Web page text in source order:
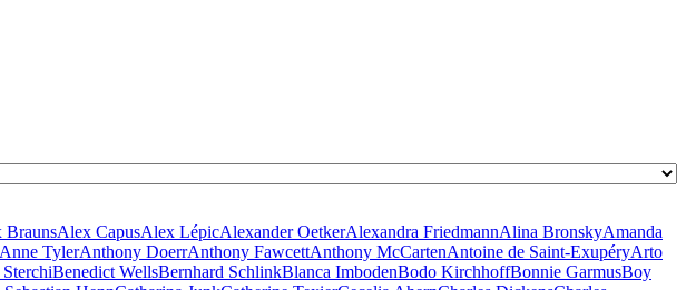
BraunsAlex CapusAlex LépicAlexander OetkerAlexandra FriedmannAlina BronskyAmanda
Anne TylerAnthony DoerrAnthony FawcettAnthony McCartenAntoine de Saint-ExupéryArto
Benedict WellsBernhard SchlinkBlanca ImbodenBodo KirchhoffBonnie GarmusBoy